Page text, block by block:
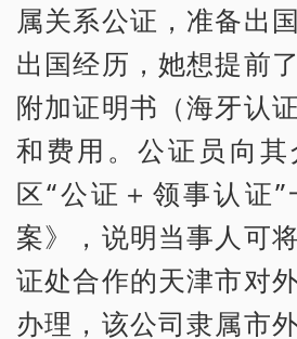
属关系公证，准备出
出国经历，她想提前
附加证明书（海牙认
和费用。公证员向
区“公证＋领事认证
案》，说明当事人可
证处合作的天津市对
办理，该公司隶属市